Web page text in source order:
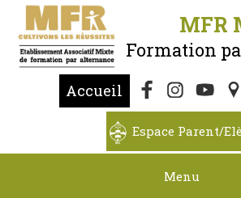
MFR
Formation
Accueil
Espace Parent/
Menu